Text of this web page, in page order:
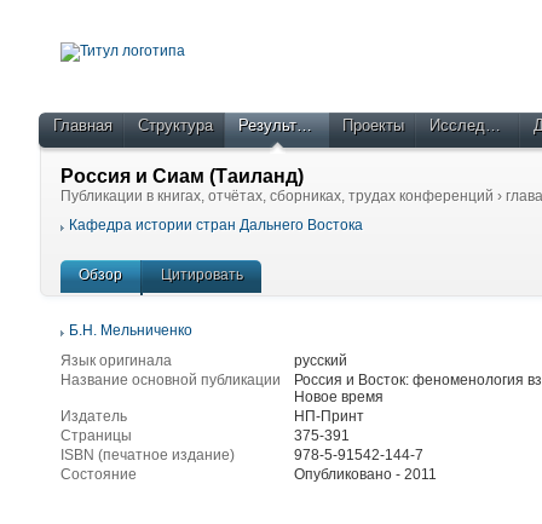
Главная Структура Результаты Проекты Исследователи
Россия и Сиам (Таиланд)
Публикации в книгах, отчётах, сборниках, трудах конференций ›
Кафедра истории стран Дальнего Востока
Обзор Цитировать
Б.Н. Мельниченко
Язык оригинала
русский
Название основной публикации
Россия и Восток: феноменология
Новое время
Издатель
НП-Принт
Страницы
375-391
ISBN (печатное издание)
978-5-91542-144-7
Состояние
Опубликовано - 2011